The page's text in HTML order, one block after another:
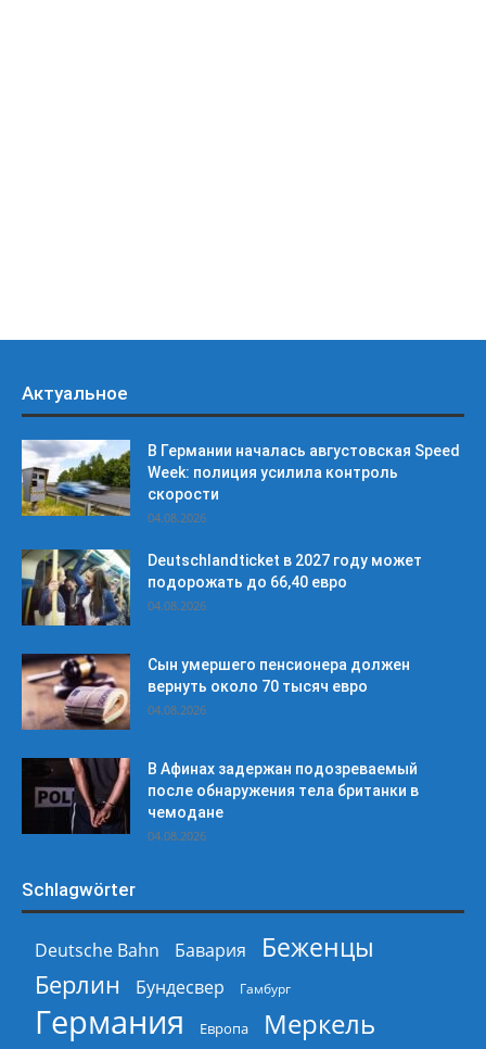
Актуальное
В Германии началась августовская Speed
Week: полиция усилила контроль
скорости
04.08.2026
Deutschlandticket в 2027 году может
подорожать до 66,40 евро
04.08.2026
Сын умершего пенсионера должен
вернуть около 70 тысяч евро
04.08.2026
В Афинах задержан подозреваемый
после обнаружения тела британки в
чемодане
04.08.2026
Schlagwörter
Deutsche Bahn Бавария
Беженцы
Берлин
Бундесвер Гамбург
Германия Европа Меркель